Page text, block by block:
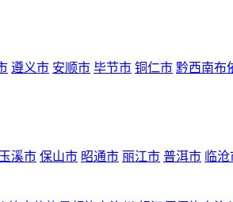
遵义市 安顺市 毕节市 铜仁市 黔西南布
玉溪市 保山市 昭通市 丽江市 普洱市 临